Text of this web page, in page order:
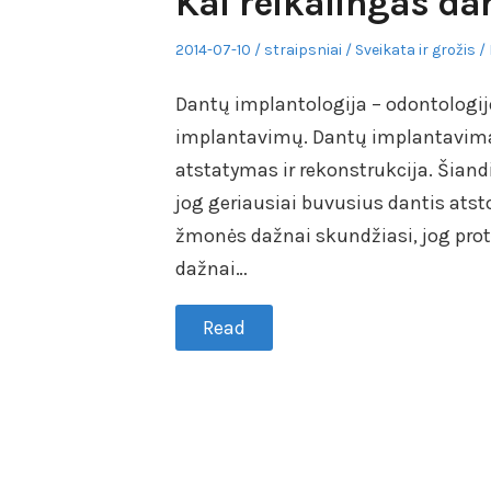
Posted
2014-07-10 Author
straipsniai
Posted
Sveikata ir grožis
Dantų implantologija –
implantavimų. Dantų
atstatymas ir rekonstrukcija.
jog geriausiai buvusius dantis
žmonės dažnai skundžiasi, jog
dažnai…
Read